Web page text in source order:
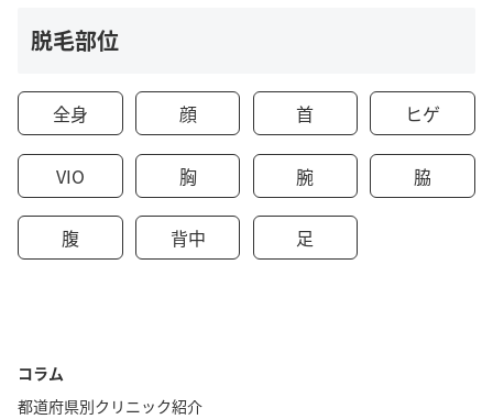
脱毛部位
全身 顔 首 ヒゲ
VIO 胸 腕 脇
腹 背中 足
コラム
都道府県別クリニック紹介